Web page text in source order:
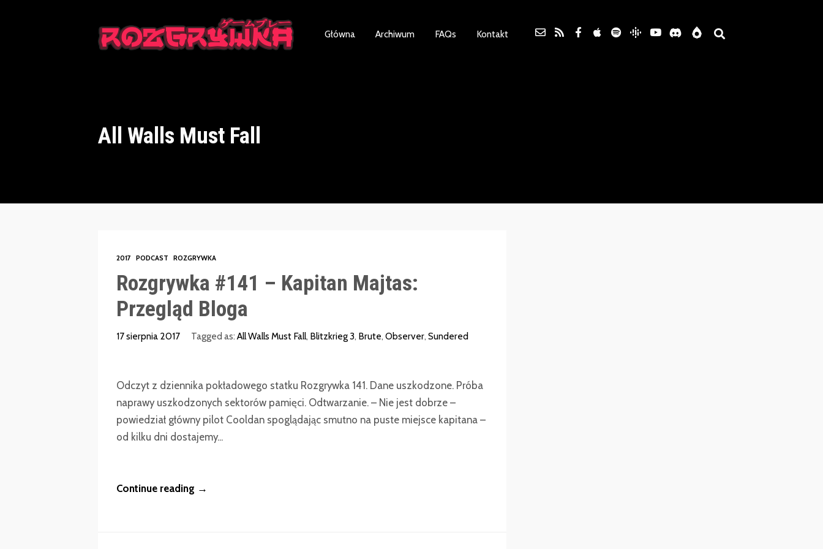
Główna Archiwum FAQs Kontakt
All Walls Must Fall
2017 PODCAST ROZGRYWKA
Rozgrywka #141 – Kapitan Majtas:
Przegląd Bloga
17 sierpnia 2017 Tagged as: All Walls Must Fall, Blitzkrieg 3, Brute, Observer, Sundered
Odczyt z dziennika pokładowego statku Rozgrywka 141. Dane uszkodzone. Próba
naprawy uszkodzonych sektorów pamięci. Odtwarzanie. – Nie jest dobrze –
powiedział główny pilot Cooldan spoglądając smutno na puste miejsce kapitana –
od kilku dni dostajemy...
Continue reading →